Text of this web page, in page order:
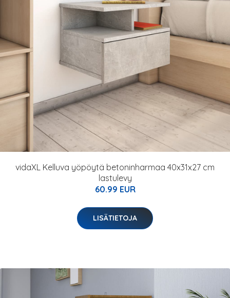
vidaXL Kelluva yöpöytä betoninharmaa 40x31x27 cm
lastulevy
60.99 EUR
LISÄTIETOJA